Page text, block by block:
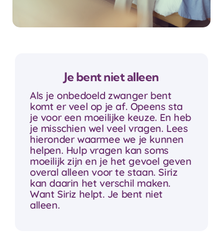
Je bent niet alleen
Als je onbedoeld zwanger bent
komt er veel op je af. Opeens sta
je voor een moeilijke keuze. En heb
je misschien wel veel vragen. Lees
hieronder waarmee we je kunnen
helpen. Hulp vragen kan soms
moeilijk zijn en je het gevoel geven
overal alleen voor te staan. Siriz
kan daarin het verschil maken.
Want Siriz helpt. Je bent niet
alleen.